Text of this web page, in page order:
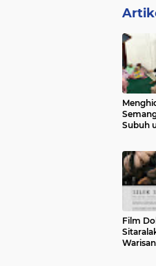
Subuh
Film